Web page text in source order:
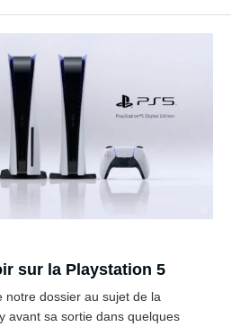
sur la Playstation 5
notre dossier au sujet de la
avant sa sortie dans quelques